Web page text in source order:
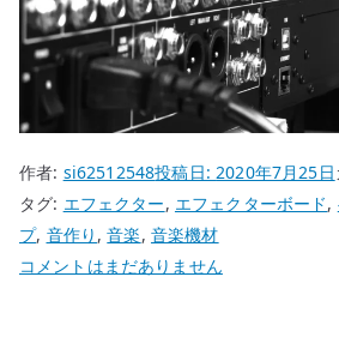
作者: si62512548投稿日:2020年7月25日
タグ: エフェクター, エフェクターボード,
プ, 音作り ,音楽, 音楽機材
ベ
コメントはまだありません